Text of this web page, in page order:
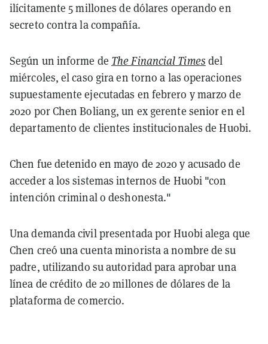
ilícitamente 5 millones de dólares operando en
secreto contra la compañía.
Según un informe de The Financial Times del
miércoles, el caso gira en torno a las operaciones
supuestamente ejecutadas en febrero y marzo de
2020 por Chen Boliang, un ex gerente senior en el
departamento de clientes institucionales de Huobi.
Chen fue detenido en mayo de 2020 y acusado de
acceder a los sistemas internos de Huobi "con
intención criminal o deshonesta."
Una demanda civil presentada por Huobi alega que
Chen creó una cuenta minorista a nombre de su
padre, utilizando su autoridad para aprobar una
línea de crédito de 20 millones de dólares de la
plataforma de comercio.